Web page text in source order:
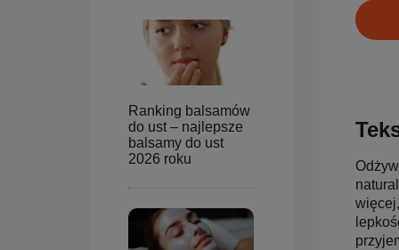
Ranking balsamów
do ust – najlepsze
balsamy do ust
2026 roku